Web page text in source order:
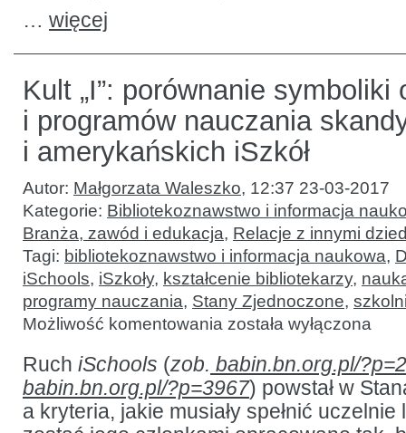
… więcej
Kult „I”: porównanie symboliki
i programów nauczania
i amerykańskich iSzkół
Autor: Małgorzata Waleszko, 12:37 23-03-2017
Kategorie: Bibliotekoznawstwo i informacja
Branża, zawód i edukacja, Relacje z innymi
Tagi: bibliotekoznawstwo i informacja naukowa,
iSchools, iSzkoły, kształcenie bibliotekarzy,
programy nauczania, Stany Zjednoczone,
Możliwość komentowania Kult
„I”:
symboliki
organizacyjnej
i programów
nauczania
skandynawskich
i amerykańskich
została wyłączona
Ruch iSchools (zob. babin.bn.org.pl/
babin.bn.org.pl/?p=3967) powstał w
a kryteria, jakie musiały spełnić uczelnie